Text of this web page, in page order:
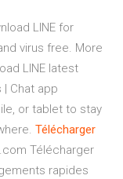
LINE for
virus free. More
LINE latest
| Chat app
or tablet to stay
Télécharger
Télécharger
rapides